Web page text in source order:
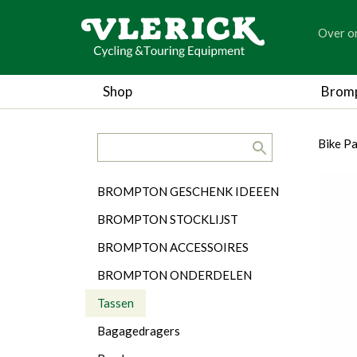
Over
Shop
Bike
Categorieën
BROMPTON GESCHENK IDEEEN
BROMPTON STOCKLIJST
BROMPTON ACCESSOIRES
BROMPTON ONDERDELEN
Tassen
Bagagedragers